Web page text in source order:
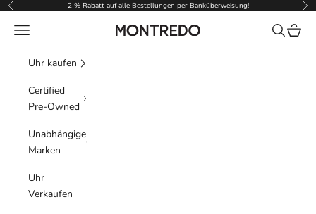
Zum Inhalt springen
Zurück 2 % Rabatt auf alle Bestellungen per Banküberweisung! Vor
Montredo
Menü Suchen
Uhr kaufen
Certified
Pre-Owned
Unabhängige
Marken
Uhr
Verkaufen